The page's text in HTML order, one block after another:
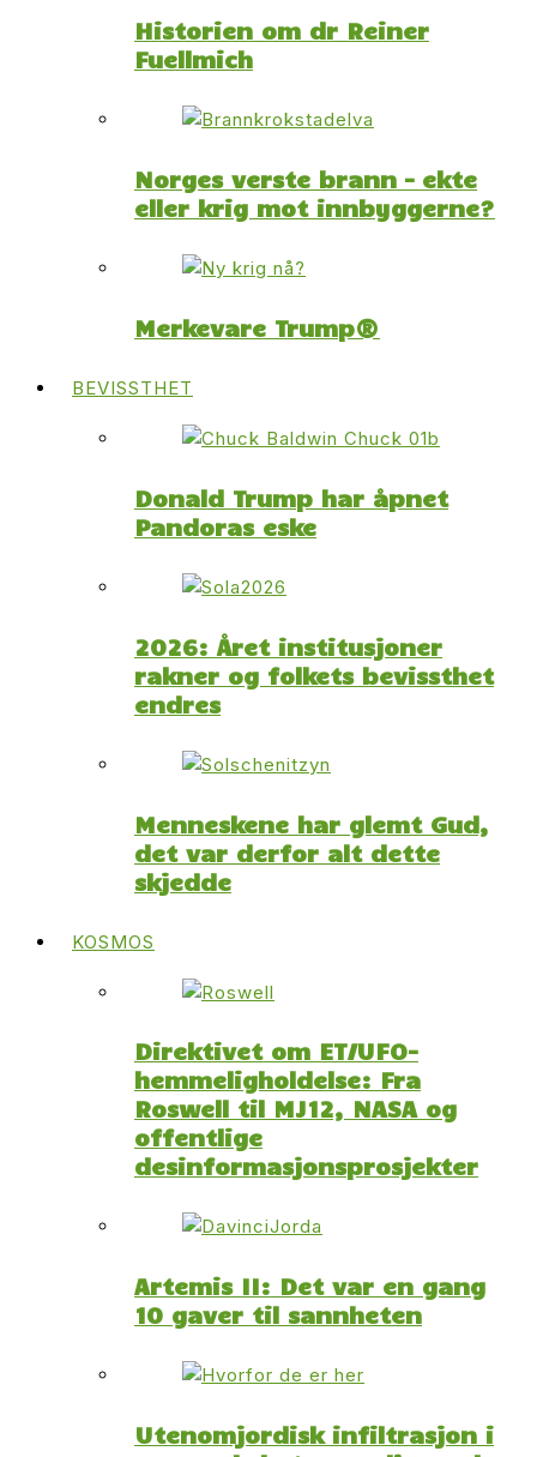
Historien om dr Reiner
Fuellmich
Norges verste brann – ekte
eller krig mot innbyggerne?
Merkevare Trump®
BEVISSTHET
Donald Trump har åpnet
Pandoras eske
2026: Året institusjoner
rakner og folkets bevissthet
endres
Menneskene har glemt Gud,
det var derfor alt dette
skjedde
KOSMOS
Direktivet om ET/UFO-
hemmeligholdelse: Fra
Roswell til MJ12, NASA og
offentlige
desinformasjonsprosjekter
Artemis II: Det var en gang
10 gaver til sannheten
Utenomjordisk infiltrasjon i